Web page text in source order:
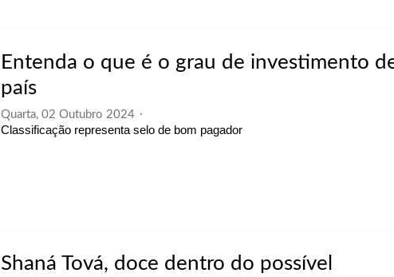
Entenda o que é o grau de investimento
país
Quarta, 02 Outubro 2024
Classificação representa selo de bom pagador
Shaná Tová, doce dentro do possível